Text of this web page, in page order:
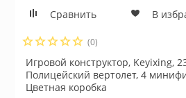
Сравнить В
(0)
Игровой конструктор, Keyixing,
Полицейский вертолет, 4
Цветная коробка